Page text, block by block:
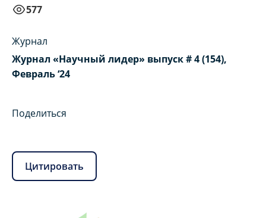
577
Журнал
Журнал «Научный лидер» выпуск # 4 (154),
Февраль ‘24
Поделиться
Цитировать